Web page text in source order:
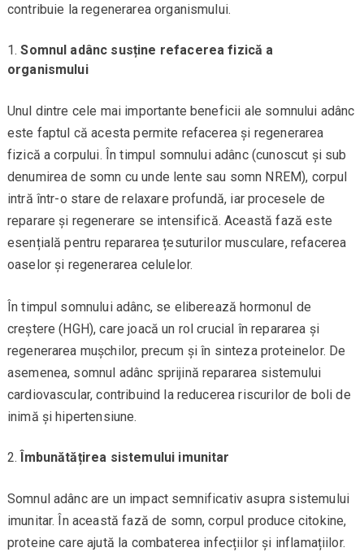
contribuie la regenerarea organismului.
Somnul adânc susține refacerea fizică a
organismului
Unul dintre cele mai importante beneficii ale somnului adânc
este faptul că acesta permite refacerea și regenerarea
fizică a corpului. În timpul somnului adânc (cunoscut și sub
denumirea de somn cu unde lente sau somn NREM), corpul
intră într-o stare de relaxare profundă, iar procesele de
reparare și regenerare se intensifică. Această fază este
esențială pentru repararea țesuturilor musculare, refacerea
oaselor și regenerarea celulelor.
În timpul somnului adânc, se eliberează hormonul de
creștere (HGH), care joacă un rol crucial în repararea și
regenerarea mușchilor, precum și în sinteza proteinelor. De
asemenea, somnul adânc sprijină repararea sistemului
cardiovascular, contribuind la reducerea riscurilor de boli de
inimă și hipertensiune.
Îmbunătățirea sistemului imunitar
Somnul adânc are un impact semnificativ asupra sistemului
imunitar. În această fază de somn, corpul produce citokine,
proteine care ajută la combaterea infecțiilor și inflamațiilor.